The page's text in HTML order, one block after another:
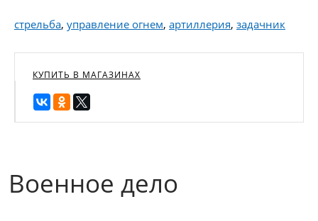
стрельба, управление огнем, артиллерия, задачник
КУПИТЬ В МАГАЗИНАХ
Военное дело